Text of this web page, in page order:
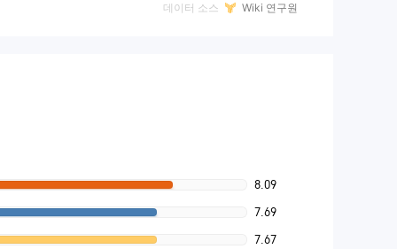
데이터 소스 Wiki 연구원
8.09
7.69
7.67